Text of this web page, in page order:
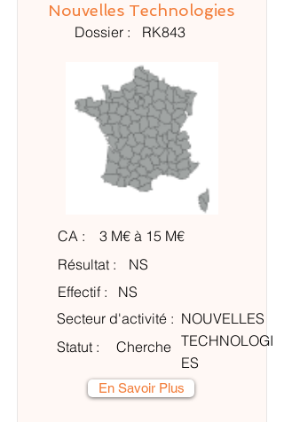
Nouvelles Technologies
Dossier : RK843
CA :
3 M€ à 15 M€
Résultat :
NS
Effectif :
NS
Secteur d'activité : NOUVELLES
TECHNOLOGI
ES
Statut : Cherche
En Savoir Plus